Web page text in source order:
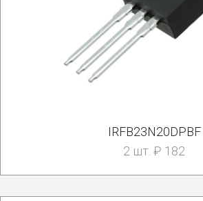
IRFB23N20DPBF
2 шт. ₽ 182